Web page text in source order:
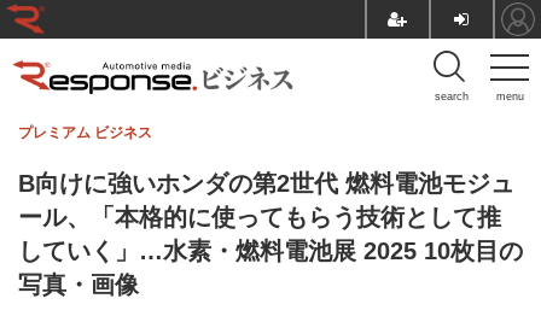
menu
search
B向けに強いホンダの第2世代 燃料電池モジュ
ール、「本格的に使ってもらう技術として推
していく」…水素・燃料電池展 2025 10枚目の
写真・画像
プレミアム ビジネス